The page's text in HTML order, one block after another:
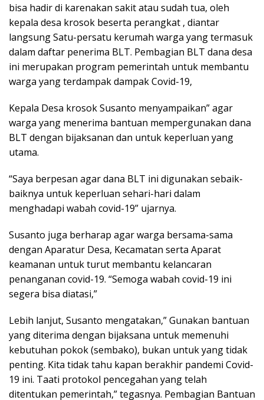
bisa hadir di karenakan sakit atau sudah tua, oleh
kepala desa krosok beserta perangkat , diantar
langsung Satu-persatu kerumah warga yang termasuk
dalam daftar penerima BLT. Pembagian BLT dana desa
ini merupakan program pemerintah untuk membantu
warga yang terdampak dampak Covid-19,
Kepala Desa krosok Susanto menyampaikan” agar
warga yang menerima bantuan mempergunakan dana
BLT dengan bijaksanan dan untuk keperluan yang
utama.
“Saya berpesan agar dana BLT ini digunakan sebaik-
baiknya untuk keperluan sehari-hari dalam
menghadapi wabah covid-19” ujarnya.
Susanto juga berharap agar warga bersama-sama
dengan Aparatur Desa, Kecamatan serta Aparat
keamanan untuk turut membantu kelancaran
penanganan covid-19. “Semoga wabah covid-19 ini
segera bisa diatasi,”
Lebih lanjut, Susanto mengatakan,” Gunakan bantuan
yang diterima dengan bijaksana untuk memenuhi
kebutuhan pokok (sembako), bukan untuk yang tidak
penting. Kita tidak tahu kapan berakhir pandemi Covid-
19 ini. Taati protokol pencegahan yang telah
ditentukan pemerintah,” tegasnya. Pembagian Bantuan